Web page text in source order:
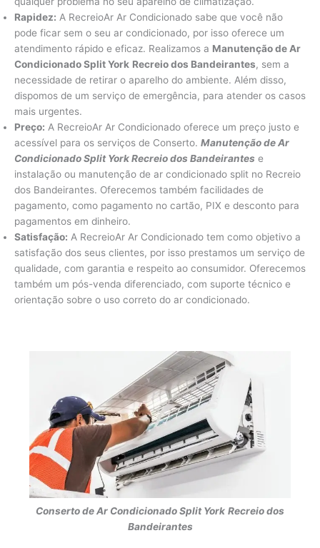
Rapidez: A RecreioAr Ar Condicionado sabe que você não
pode ficar sem o seu ar condicionado, por isso oferece um
atendimento rápido e eficaz. Realizamos a Manutenção de Ar
Condicionado Split York Recreio dos Bandeirantes, sem a
necessidade de retirar o aparelho do ambiente. Além disso,
dispomos de um serviço de emergência, para atender os casos
mais urgentes.
Preço: A RecreioAr Ar Condicionado oferece um preço justo e
acessível para os serviços de Conserto. Manutençãode Ar
Condicionado Split York Recreio dos Bandeirantes e
instalação ou manutenção de ar condicionado split no Recreio
dos Bandeirantes. Oferecemos também facilidades de
pagamento, como pagamento no cartão, PIX e desconto para
pagamentos em dinheiro.
Satisfação: A RecreioAr Ar Condicionado tem como objetivo a
satisfação dos seus clientes, por isso prestamos um serviço de
qualidade, com garantia e respeito ao consumidor. Oferecemos
também um pós-venda diferenciado, com suporte técnico e
orientação sobre o uso correto do ar condicionado.
Conserto de Ar Condicionado Split York Recreio dos
Bandeirantes